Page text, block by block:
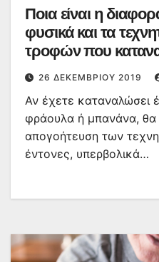
Ποια είναι η
φυσικά και τα
τροφών που
26 ΔΕΚΕΜΒΡΊΟΥ 2019
Αν έχετε καταναλώσει
φράουλα ή μπανάνα, θα
απογοήτευση των
έντονες, υπερβολικά…